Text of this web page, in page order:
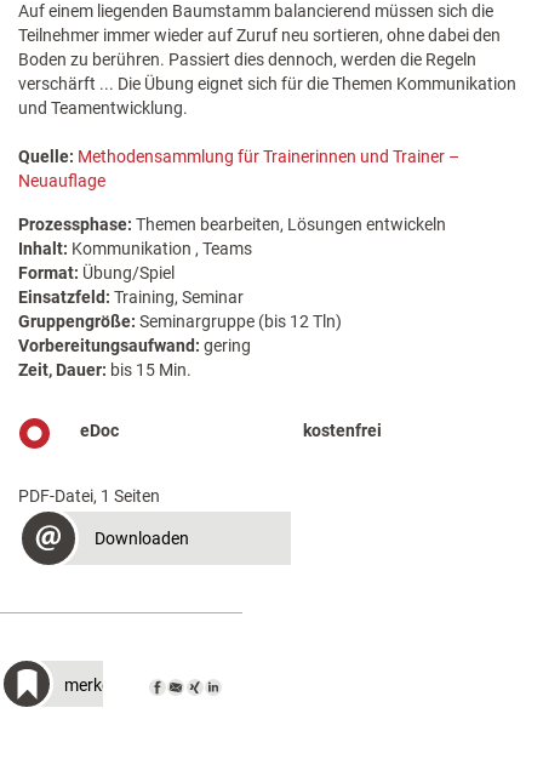
Auf einem liegenden Baumstamm balancierend müssen sich die
Teilnehmer immer wieder auf Zuruf neu sortieren, ohne dabei den
Boden zu berühren. Passiert dies dennoch, werden die Regeln
verschärft ... Die Übung eignet sich für die Themen Kommunikation
und Teamentwicklung.
Quelle: Methodensammlung für Trainerinnen und Trainer –
Neuauflage
Prozessphase: Themen bearbeiten, Lösungen entwickeln
Inhalt: Kommunikation , Teams
Format: Übung/Spiel
Einsatzfeld: Training, Seminar
Gruppengröße: Seminargruppe (bis 12 Tln)
Vorbereitungsaufwand: gering
Zeit, Dauer: bis 15 Min.
eDoc kostenfrei
PDF-Datei, 1 Seiten
Downloaden
merken